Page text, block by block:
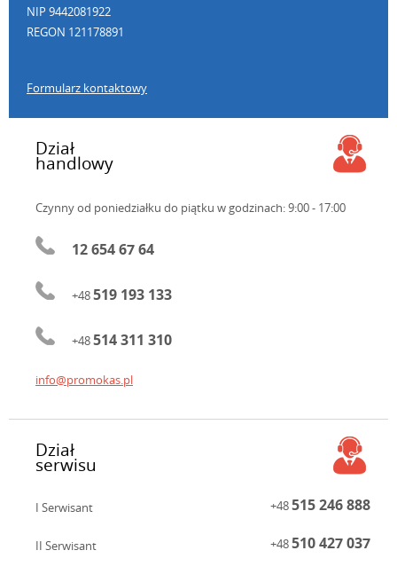
NIP 9442081922
REGON 121178891
Formularz kontaktowy
Dział
handlowy
Czynny od poniedziałku do piątku w godzinach: 9:00 - 17:00
12 654 67 64
+48519 193 133
+48514 311 310
info@promokas.pl
Dział
serwisu
I Serwisant +48515 246 888
II Serwisant +48510 427 037